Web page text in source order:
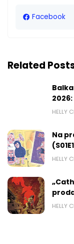
Facebook
Related
HELLY
Na
HELLY
HELLY